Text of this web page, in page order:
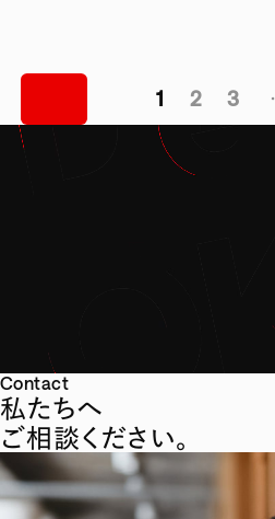
1 2 3
Contact
私たちへ
ご相談ください。